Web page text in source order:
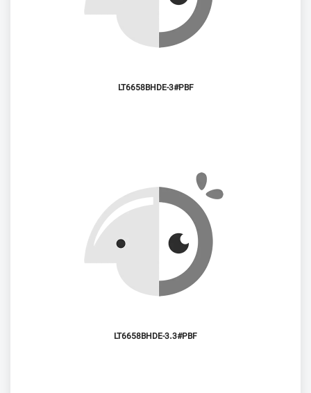
LT6658BHDE-3#PBF
LT6658BHDE-3.3#PBF